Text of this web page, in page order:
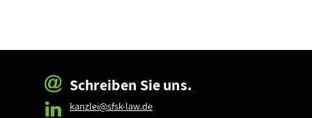
Schreiben Sie uns.
kanzlei@sfsk-law.de